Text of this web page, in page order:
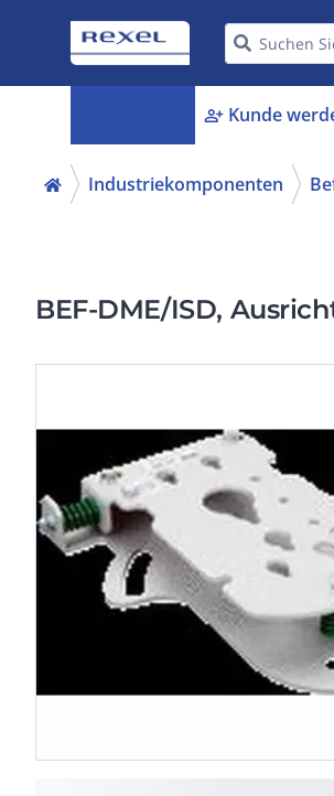
person_add Kunde
Industriekomponenten
BEF-DME/ISD,